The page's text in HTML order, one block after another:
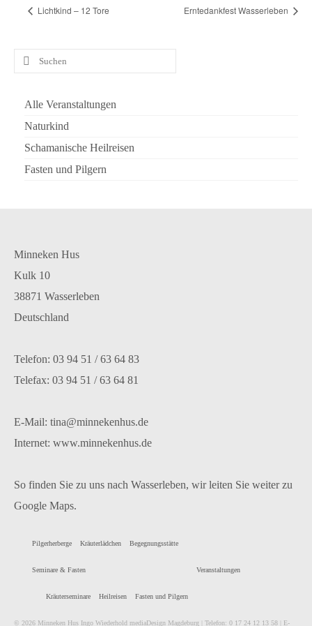
Lichtkind – 12 Tore Erntedankfest Wasserleben
Suchen
Alle Veranstaltungen
Naturkind
Schamanische Heilreisen
Fasten und Pilgern
Minneken Hus
Kulk 10
38871 Wasserleben
Deutschland
Telefon: 03 94 51 / 63 64 83
Telefax: 03 94 51 / 63 64 81
E-Mail: tina@minnekenhus.de
Internet: www.minnekenhus.de
So finden Sie zu uns nach Wasserleben, wir leiten Sie weiter zu
Google Maps.
Pilgerherberge Kräuterlädchen Begegnungsstätte
Seminare & Fasten
Kräuterseminare Heilreisen Fasten und Pilgern
Veranstaltungen
© 2026 Minneken Hus Ingo Wiederhold mediaDesign Magdeburg | Telefon: 0 17 24 12 13 58 | E-